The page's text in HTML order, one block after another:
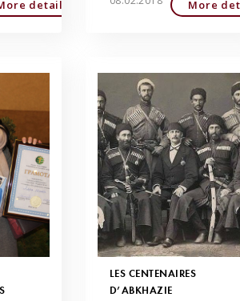
detailed More
LES CENTENAIRES
D’ABKHAZIE